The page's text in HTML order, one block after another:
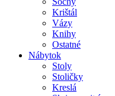
Krištál
Vázy
Knihy
Ostatné
Nábytok
Stoly
Stoličky
Kreslá